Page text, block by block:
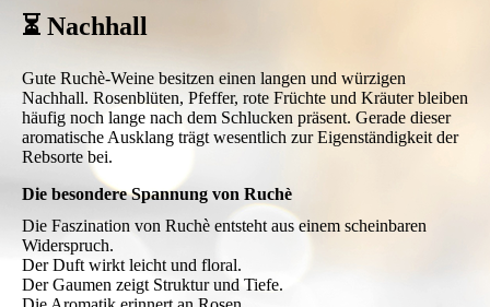
⏳ Nachhall
Gute Ruchè-Weine besitzen einen langen und würzigen
Nachhall. Rosenblüten, Pfeffer, rote Früchte und Kräuter bleiben
häufig noch lange nach dem Schlucken präsent. Gerade dieser
aromatische Ausklang trägt wesentlich zur Eigenständigkeit der
Rebsorte bei.
Die besondere Spannung von Ruchè
Die Faszination von Ruchè entsteht aus einem scheinbaren
Widerspruch.
Der Duft wirkt leicht und floral.
Der Gaumen zeigt Struktur und Tiefe.